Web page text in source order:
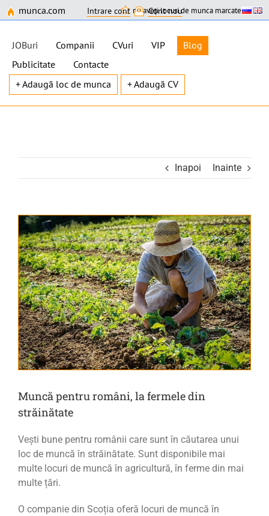
munca.com Intrare cont Cont nou
nu aveți locuri de munca marcate
JOBuri Companii CVuri VIP
Blog
Publicitate
Contacte
+ Adaugă loc de munca
+ Adaugă CV
content
Inapoi Inainte
View
Larger
Image
Muncă pentru români, la fermele din
străinătate
Vești bune pentru românii care sunt în căutarea unui
loc de muncă în străinătate. Sunt disponibile mai
multe locuri de muncă în agricultură, în ferme din mai
multe țări.
O companie din Scoția oferă locuri de muncă în